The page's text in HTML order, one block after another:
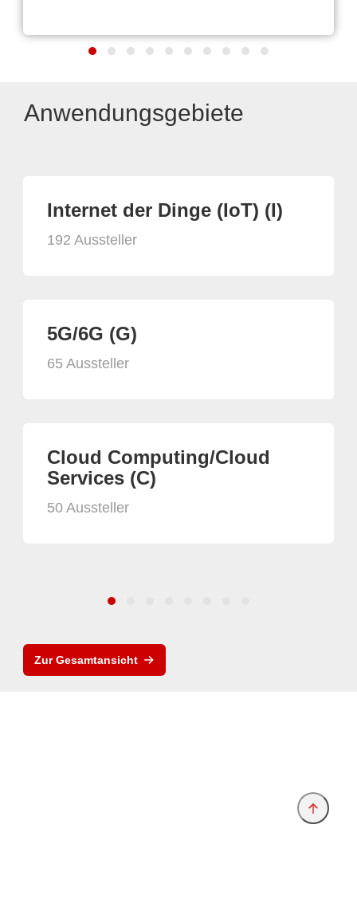
Anwendungsgebiete
Internet der Dinge (IoT) (I)
192 Aussteller
5G/6G (G)
65 Aussteller
Cloud Computing/Cloud
Services (C)
50 Aussteller
Zur Gesamtansicht